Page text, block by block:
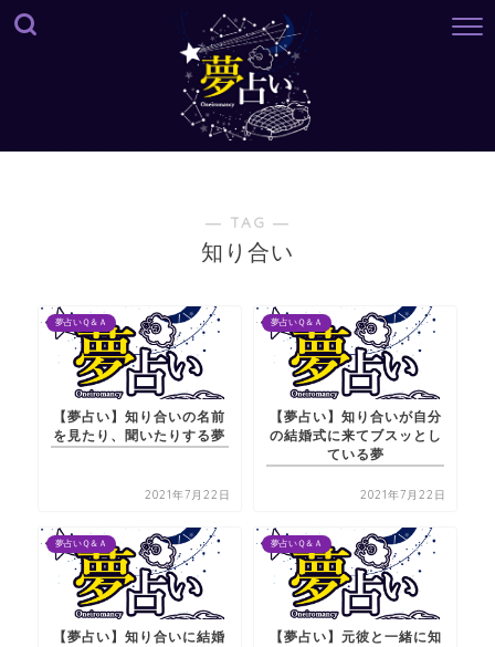
― TAG ―
知り合い
夢占いＱ＆Ａ
【夢占い】知り合いの名前
を見たり、聞いたりする夢
2021年7月22日
夢占いＱ＆Ａ
【夢占い】知り合いが自分
の結婚式に来てブスッとし
ている夢
2021年7月22日
夢占いＱ＆Ａ
【夢占い】知り合いに結婚
夢占いＱ＆Ａ
【夢占い】元彼と一緒に知